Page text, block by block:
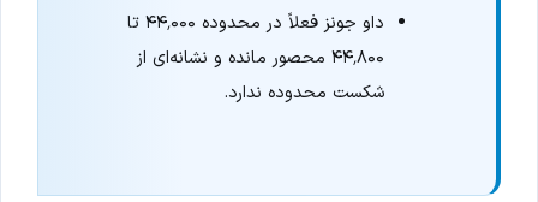
داو جونز فعلاً در محدوده ۴۴٬۰۰۰ تا
۴۴٬۸۰۰ محصور مانده و نشانه‌ای از
شکست محدوده ندارد.